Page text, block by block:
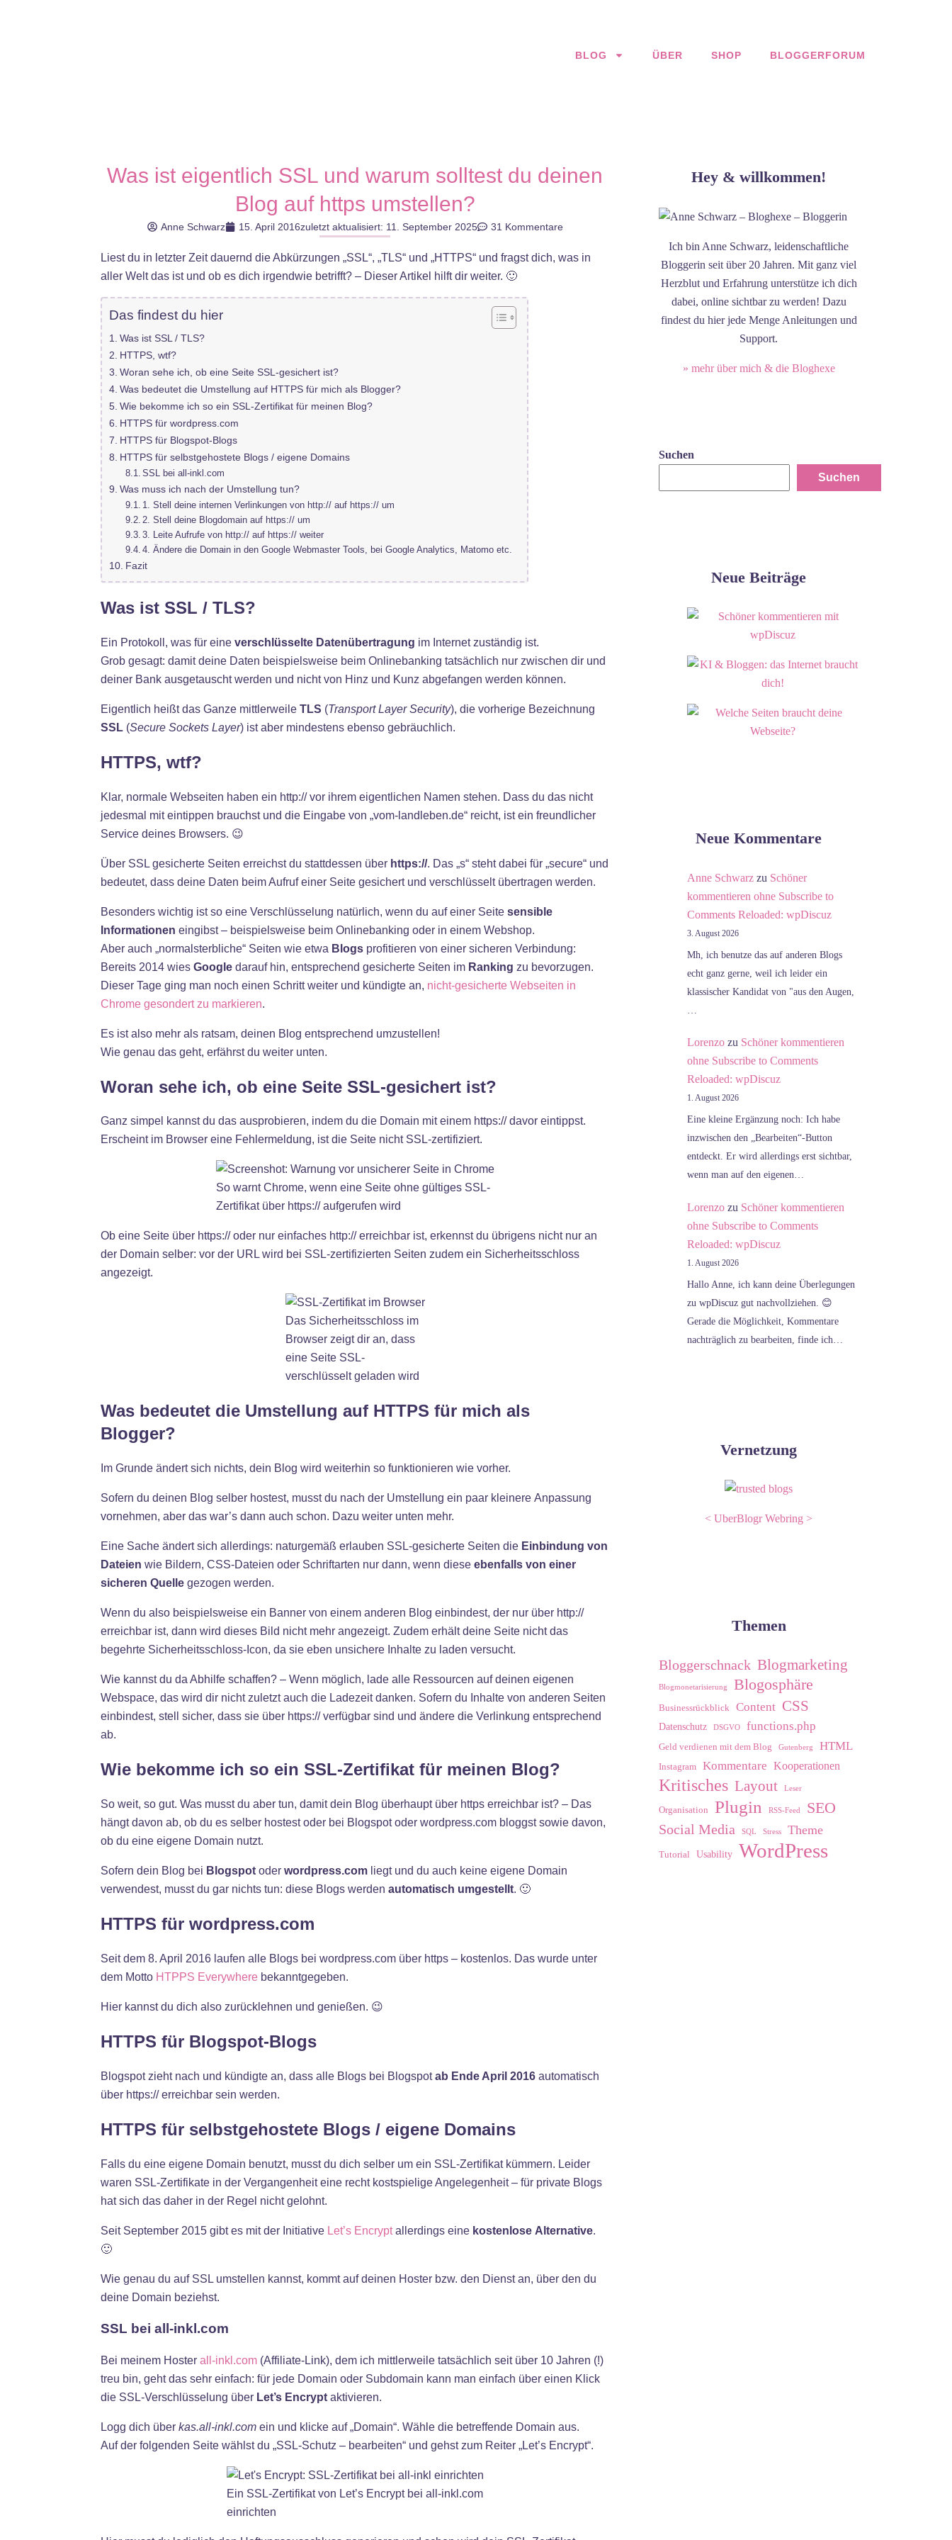
BLOG ÜBER SHOP BLOGGERFORUM
Was ist eigentlich SSL und warum solltest du deinen
Blog auf https umstellen?
Anne Schwarz 15. April 2016zuletzt aktualisiert: 11. September 2025 31 Kommentare
Liest du in letzter Zeit dauernd die Abkürzungen „SSL“, „TLS“ und „HTTPS“ und fragst dich, was in
aller Welt das ist und ob es dich irgendwie betrifft? – Dieser Artikel hilft dir weiter. 🙂
Das findest du hier
Was ist SSL / TLS?
HTTPS, wtf?
Woran sehe ich, ob eine Seite SSL-gesichert ist?
Was bedeutet die Umstellung auf HTTPS für mich als Blogger?
Wie bekomme ich so ein SSL-Zertifikat für meinen Blog?
HTTPS für wordpress.com
HTTPS für Blogspot-Blogs
HTTPS für selbstgehostete Blogs / eigene Domains
SSL bei all-inkl.com
Was muss ich nach der Umstellung tun?
1. Stell deine internen Verlinkungen von http:// auf https:// um
2. Stell deine Blogdomain auf https:// um
3. Leite Aufrufe von http:// auf https:// weiter
4. Ändere die Domain in den Google Webmaster Tools, bei Google Analytics, Matomo etc.
Fazit
Was ist SSL / TLS?
Ein Protokoll, was für eine verschlüsselte Datenübertragung im Internet zuständig ist.
Grob gesagt: damit deine Daten beispielsweise beim Onlinebanking tatsächlich nur zwischen dir und
deiner Bank ausgetauscht werden und nicht von Hinz und Kunz abgefangen werden können.
Eigentlich heißt das Ganze mittlerweile TLS (Transport Layer Security), die vorherige Bezeichnung
SSL (Secure Sockets Layer) ist aber mindestens ebenso gebräuchlich.
HTTPS, wtf?
Klar, normale Webseiten haben ein http:// vor ihrem eigentlichen Namen stehen. Dass du das nicht
jedesmal mit eintippen brauchst und die Eingabe von „vom-landleben.de“ reicht, ist ein freundlicher
Service deines Browsers. 😉
Über SSL gesicherte Seiten erreichst du stattdessen über https://. Das „s“ steht dabei für „secure“ und
bedeutet, dass deine Daten beim Aufruf einer Seite gesichert und verschlüsselt übertragen werden.
Besonders wichtig ist so eine Verschlüsselung natürlich, wenn du auf einer Seite sensible
Informationen eingibst – beispielsweise beim Onlinebanking oder in einem Webshop.
Aber auch „normalsterbliche“ Seiten wie etwa Blogs profitieren von einer sicheren Verbindung:
Bereits 2014 wies Google darauf hin, entsprechend gesicherte Seiten im Ranking zu bevorzugen.
Dieser Tage ging man noch einen Schritt weiter und kündigte an, nicht-gesicherte Webseiten in
Chrome gesondert zu markieren.
Es ist also mehr als ratsam, deinen Blog entsprechend umzustellen!
Wie genau das geht, erfährst du weiter unten.
Woran sehe ich, ob eine Seite SSL-gesichert ist?
Ganz simpel kannst du das ausprobieren, indem du die Domain mit einem https:// davor eintippst.
Erscheint im Browser eine Fehlermeldung, ist die Seite nicht SSL-zertifiziert.
So warnt Chrome, wenn eine Seite ohne gültiges SSL-
Zertifikat über https:// aufgerufen wird
Ob eine Seite über https:// oder nur einfaches http:// erreichbar ist, erkennst du übrigens nicht nur an
der Domain selber: vor der URL wird bei SSL-zertifizierten Seiten zudem ein Sicherheitsschloss
angezeigt.
Das Sicherheitsschloss im
Browser zeigt dir an, dass
eine Seite SSL-
verschlüsselt geladen wird
Was bedeutet die Umstellung auf HTTPS für mich als
Blogger?
Im Grunde ändert sich nichts, dein Blog wird weiterhin so funktionieren wie vorher.
Sofern du deinen Blog selber hostest, musst du nach der Umstellung ein paar kleinere Anpassung
vornehmen, aber das war’s dann auch schon. Dazu weiter unten mehr.
Eine Sache ändert sich allerdings: naturgemäß erlauben SSL-gesicherte Seiten die Einbindung von
Dateien wie Bildern, CSS-Dateien oder Schriftarten nur dann, wenn diese ebenfalls von einer
sicheren Quelle gezogen werden.
Wenn du also beispielsweise ein Banner von einem anderen Blog einbindest, der nur über http://
erreichbar ist, dann wird dieses Bild nicht mehr angezeigt. Zudem erhält deine Seite nicht das
begehrte Sicherheitsschloss-Icon, da sie eben unsichere Inhalte zu laden versucht.
Wie kannst du da Abhilfe schaffen? – Wenn möglich, lade alle Ressourcen auf deinen eigenen
Webspace, das wird dir nicht zuletzt auch die Ladezeit danken. Sofern du Inhalte von anderen Seiten
einbindest, stell sicher, dass sie über https:// verfügbar sind und ändere die Verlinkung entsprechend
ab.
Wie bekomme ich so ein SSL-Zertifikat für meinen Blog?
So weit, so gut. Was musst du aber tun, damit dein Blog überhaupt über https erreichbar ist? – Das
hängt davon ab, ob du es selber hostest oder bei Blogspot oder wordpress.com bloggst sowie davon,
ob du eine eigene Domain nutzt.
Sofern dein Blog bei Blogspot oder wordpress.com liegt und du auch keine eigene Domain
verwendest, musst du gar nichts tun: diese Blogs werden automatisch umgestellt. 🙂
HTTPS für wordpress.com
Seit dem 8. April 2016 laufen alle Blogs bei wordpress.com über https – kostenlos. Das wurde unter
dem Motto HTPPS Everywhere bekanntgegeben.
Hier kannst du dich also zurücklehnen und genießen. 😉
HTTPS für Blogspot-Blogs
Blogspot zieht nach und kündigte an, dass alle Blogs bei Blogspotab Ende April 2016 automatisch
über https:// erreichbar sein werden.
HTTPS für selbstgehostete Blogs / eigene Domains
Falls du eine eigene Domain benutzt, musst du dich selber um ein SSL-Zertifikat kümmern. Leider
waren SSL-Zertifikate in der Vergangenheit eine recht kostspielige Angelegenheit – für private Blogs
hat sich das daher in der Regel nicht gelohnt.
Seit September 2015 gibt es mit der Initiative Let’s Encryptallerdings eine kostenlose Alternative.
🙂
Wie genau du auf SSL umstellen kannst, kommt auf deinen Hoster bzw. den Dienst an, über den du
deine Domain beziehst.
SSL bei all-inkl.com
Bei meinem Hoster all-inkl.com (Affiliate-Link), dem ich mittlerweile tatsächlich seit über 10 Jahren (!)
treu bin, geht das sehr einfach: für jede Domain oder Subdomain kann man einfach über einen Klick
die SSL-Verschlüsselung über Let’s Encrypt aktivieren.
Logg dich über kas.all-inkl.com ein und klicke auf „Domain“. Wähle die betreffende Domain aus.
Auf der folgenden Seite wählst du „SSL-Schutz – bearbeiten“ und gehst zum Reiter „Let’s Encrypt“.
Ein SSL-Zertifikat von Let’s Encrypt bei all-inkl.com
einrichten
Hey & willkommen!
Ich bin Anne Schwarz, leidenschaftliche
Bloggerin seit über 20 Jahren. Mit ganz viel
Herzblut und Erfahrung unterstütze ich dich
dabei, online sichtbar zu werden! Dazu
findest du hier jede Menge Anleitungen und
Support.
» mehr über mich & die Bloghexe
Suchen
Suchen
Neue Beiträge
Neue Kommentare
Anne Schwarz zu Schöner
kommentieren ohne Subscribe to
Comments Reloaded: wpDiscuz
3. August 2026
Mh, ich benutze das auf anderen Blogs
echt ganz gerne, weil ich leider ein
klassischer Kandidat von "aus den Augen,
Lorenzo zu Schöner kommentieren
ohne Subscribe to Comments
Reloaded: wpDiscuz
1. August 2026
Eine kleine Ergänzung noch: Ich habe
inzwischen den „Bearbeiten“-Button
entdeckt. Er wird allerdings erst sichtbar,
wenn man auf den eigenen…
Lorenzo zu Schöner kommentieren
ohne Subscribe to Comments
Reloaded: wpDiscuz
1. August 2026
Hallo Anne, ich kann deine Überlegungen
zu wpDiscuz gut nachvollziehen. 😊
Gerade die Möglichkeit, Kommentare
nachträglich zu bearbeiten, finde ich…
Vernetzung
< UberBlogr Webring >
Themen
Bloggerschnack Blogmarketing
Blogmonetarisierung Blogosphäre
Businessrückblick Content CSS
Datenschutz DSGVO functions.php
Geld verdienen mit dem Blog Gutenberg HTML
Instagram Kommentare Kooperationen
Kritisches Layout Leser
Organisation Plugin RSS-Feed SEO
Social Media SQL Stress Theme
Tutorial Usability WordPress